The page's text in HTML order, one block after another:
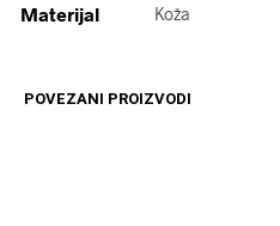
Materijal Koža
POVEZANI PROIZVODI